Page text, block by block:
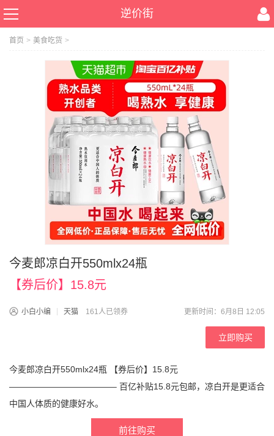
逆价街
首页 > 美食吃货 >
今麦郎凉白开550mlx24瓶
【券后价】15.8元
小白小编 天猫 161人已领券 更新时间：6月8日 12:05
立即购买
今麦郎凉白开550mlx24瓶 【券后价】15.8元
————————————– 百亿补贴15.8元包邮，凉白开是更适合
中国人体质的健康好水。
前往购买